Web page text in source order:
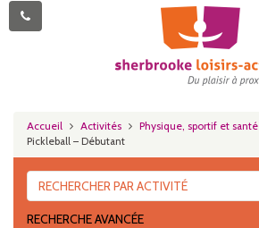
Accueil Activités
Physique, sportif et santé
Pickleball – Débutant
RECHERCHE AVANCÉE